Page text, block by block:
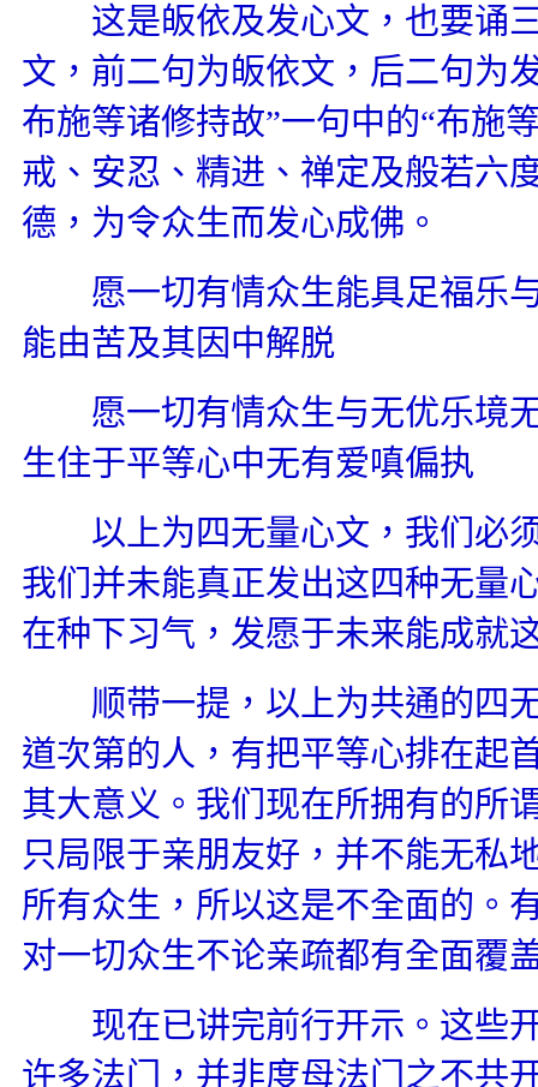
这是皈依及发心文，也要诵
文，前二句为皈依文，后二句为
布施等诸修持故”一句中的“布施
戒、安忍、精进、禅定及般若六
德，为令众生而发心成佛。
愿一切有情众生能具足福乐
能由苦及其因中解脱
愿一切有情众生与无优乐境
生住于平等心中无有爱嗔偏执
以上为四无量心文，我们必须
我们并未能真正发出这四种无量
在种下习气，发愿于未来能成就
顺带一提，以上为共通的四无
道次第的人，有把平等心排在起
其大意义。我们现在所拥有的所
只局限于亲朋友好，并不能无私
所有众生，所以这是不全面的。
对一切众生不论亲疏都有全面覆
现在已讲完前行开示。这些开
许多法门，并非度母法门之不共